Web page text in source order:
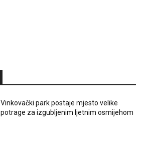
Vinkovački park postaje mjesto velike
potrage za izgubljenim ljetnim osmijehom